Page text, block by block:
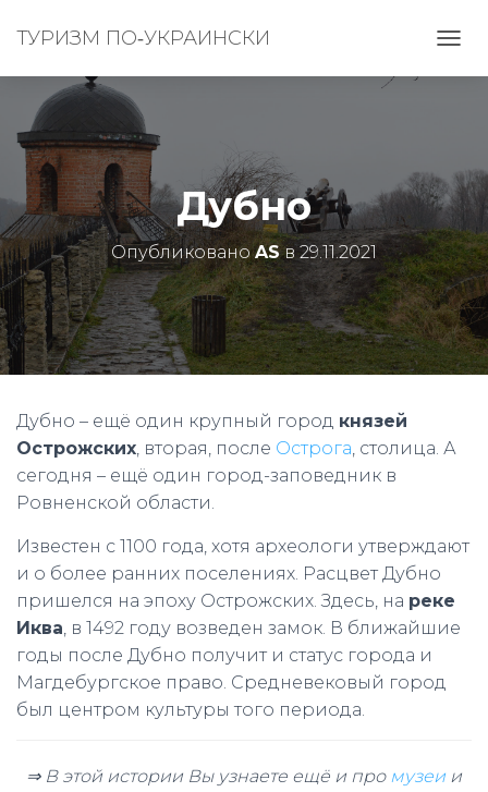
ТУРИЗМ ПО‑УКРАИНСКИ
Е
Ю
Ч
Т
Ь
Н
А
В
И
Г
Ю
Дубно
ОпубликованоASв29.11.2021
Дубно – ещё один крупный город князей
Острожских, вторая, после Острога, столица. А
сегодня – ещё один город-заповедник в
Ровненской области.
Известен с 1100 года, хотя археологи утверждают
и о более ранних поселениях. Расцвет Дубно
пришелся на эпоху Острожских. Здесь, на реке
Иква, в 1492 году возведен замок. В ближайшие
годы после Дубно получит и статус города и
Магдебургское право. Средневековый город
был центром культуры того периода.
⇒ В этой истории Вы узнаете ещё и про музеи и